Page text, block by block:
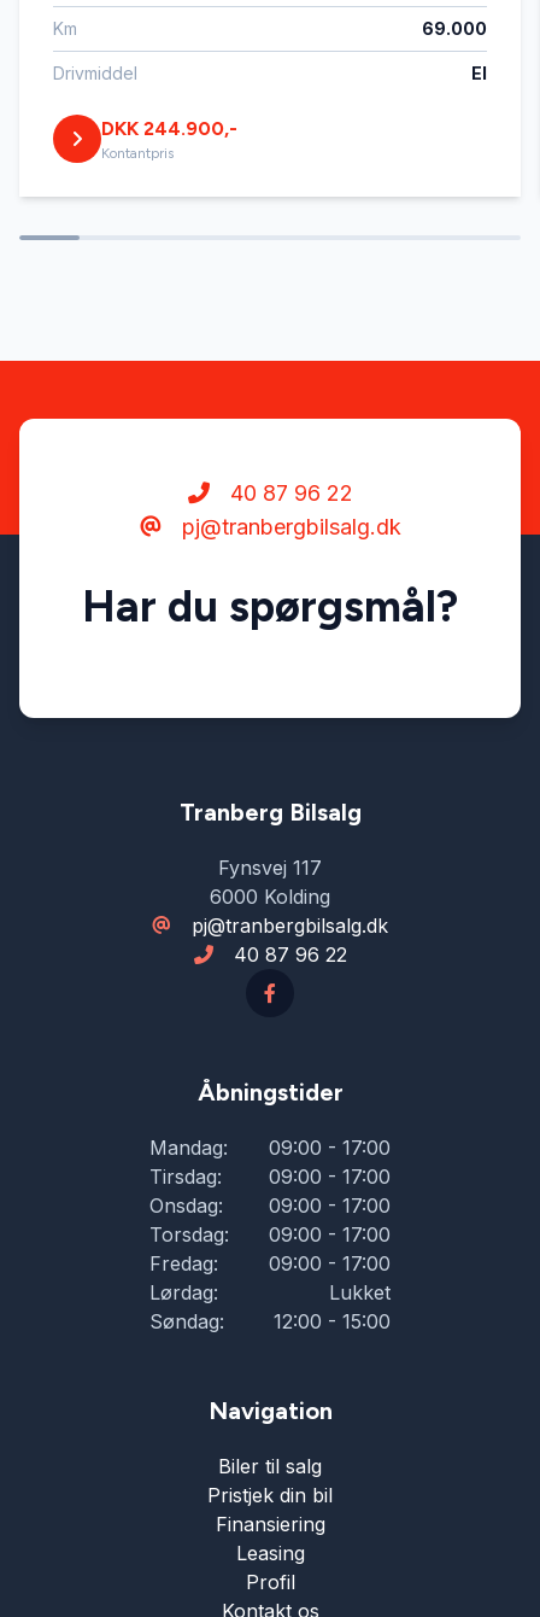
Tonede ruder
Tågelygter
Km 69.000
Drivmiddel El
DKK 244.900,-
Kontantpris
40 87 96 22
pj@tranbergbilsalg.dk
Har du spørgsmål?
Tranberg Bilsalg
Fynsvej 117
6000 Kolding
pj@tranbergbilsalg.dk
40 87 96 22
Åbningstider
Mandag:
09:00 - 17:00
Tirsdag:
09:00 - 17:00
Onsdag:
09:00 - 17:00
Torsdag:
09:00 - 17:00
Fredag:
09:00 - 17:00
Lørdag:
Lukket
Søndag:
12:00 - 15:00
Navigation
Biler til salg
Pristjek din bil
Finansiering
Leasing
Profil
Kontakt os